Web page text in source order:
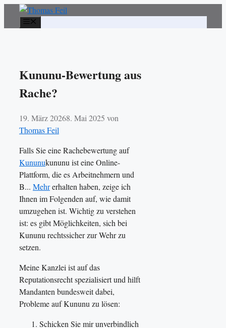
Kununu-Bewertung aus
Rache?
19. März 20268. Mai 2025 von
Thomas Feil
Falls Sie eine Rachebewertung auf
Kununukununu ist eine Online-
Plattform, die es Arbeitnehmern und
B... Mehrerhalten haben, zeige ich
Ihnen im Folgenden auf, wie damit
umzugehen ist. Wichtig zu verstehen
ist: es gibt Möglichkeiten, sich bei
Kununu rechtssicher zur Wehr zu
setzen.
Meine Kanzlei ist auf das
Reputationsrecht spezialisiert und hilft
Mandanten bundesweit dabei,
Probleme auf Kununu zu lösen:
Schicken Sie mir unverbindlich